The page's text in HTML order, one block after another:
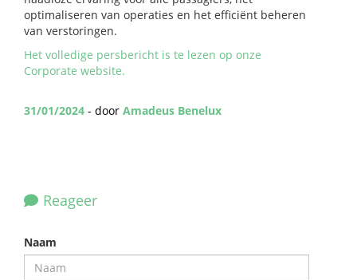
optimaliseren van operaties en het efficiënt beheren
van verstoringen.
Het volledige persbericht is te lezen op onze
Corporate website.
31/01/2024 - door Amadeus Benelux
Reageer
Naam